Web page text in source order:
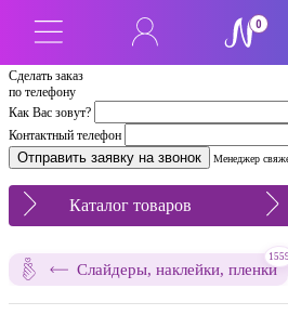
Сделать заказ
по телефону
Как Вас зовут?
Контактный телефон
Менеджер
0
Каталог товаров
Слайдеры, наклейки, пленки
1559